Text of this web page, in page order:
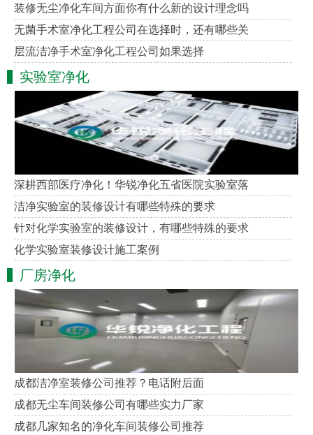
装修无尘净化车间方面你有什么新的设计理念吗
无菌手术室净化工程公司在选择时，还有哪些关
层流洁净手术室净化工程公司如果选择
实验室净化
深耕西部医疗净化！华锐净化五省医院实验室落
洁净实验室的装修设计有哪些特殊的要求
针对化学实验室的装修设计，有哪些特殊的要求
化学实验室装修设计施工案例
厂房净化
成都洁净室装修公司推荐？电话附后面
成都无尘车间装修公司有哪些实力厂家
成都几家知名的净化车间装修公司推荐